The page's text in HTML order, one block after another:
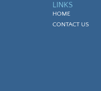
LINKS
HOME
CONTACT US